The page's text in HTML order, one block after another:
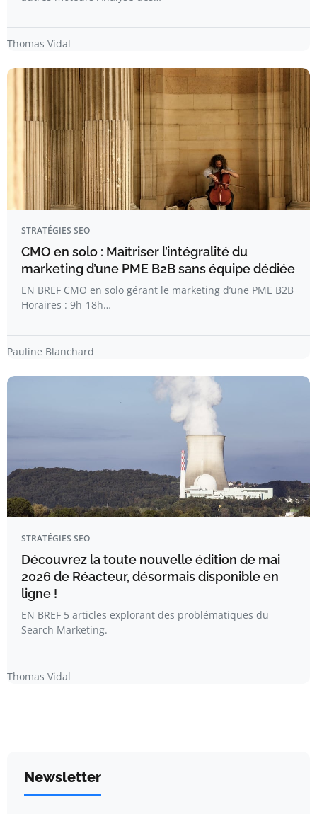
Thomas Vidal
STRATÉGIES SEO
CMO en solo : Maîtriser l’intégralité du
marketing d’une PME B2B sans équipe dédiée
EN BREF CMO en solo gérant le marketing d’une PME B2B
Horaires : 9h-18h…
Pauline Blanchard
STRATÉGIES SEO
Découvrez la toute nouvelle édition de mai
2026 de Réacteur, désormais disponible en
ligne !
EN BREF 5 articles explorant des problématiques du
Search Marketing.
Thomas Vidal
Newsletter